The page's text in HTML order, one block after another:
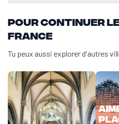
Pour continuer le
France
Tu peux aussi explorer d'autres